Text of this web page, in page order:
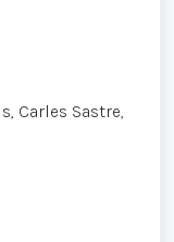
Carles Sastre,